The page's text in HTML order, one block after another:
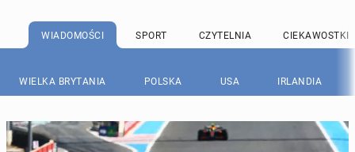
WIADOMOŚCI SPORT CZYTELNIA CIEKAWOSTKI
WIELKA BRYTANIA POLSKA USA IRLANDIA